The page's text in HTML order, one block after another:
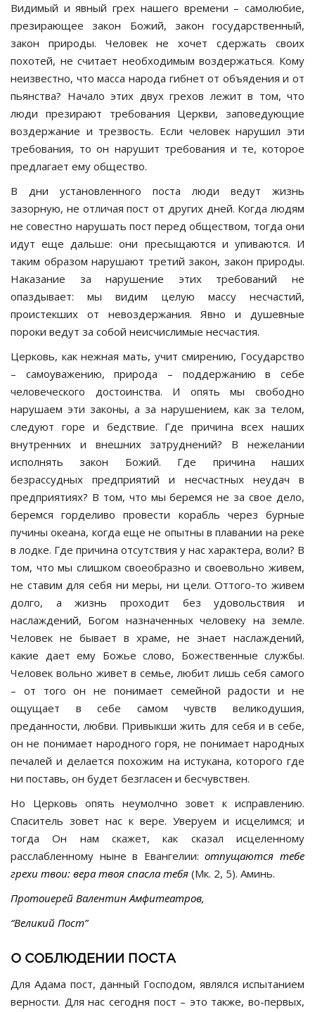
Видимый и явный грех нашего времени – самолюбие,
презирающее закон Божий, закон государственный,
закон природы. Человек не хочет сдержать своих
похотей, не считает необходимым воздержаться. Кому
неизвестно, что масса народа гибнет от объядения и от
пьянства? Начало этих двух грехов лежит в том, что
люди презирают требования Церкви, заповедующие
воздержание и трезвость. Если человек нарушил эти
требования, то он нарушит требования и те, которое
предлагает ему общество.
В дни установленного поста люди ведут жизнь
зазорную, не отличая пост от других дней. Когда людям
не совестно нарушать пост перед обществом, тогда они
идут еще дальше: они пресыщаются и упиваются. И
таким образом нарушают третий закон, закон природы.
Наказание за нарушение этих требований не
опаздывает: мы видим целую массу несчастий,
проистекших от невоздержания. Явно и душевные
пороки ведут за собой неисчислимые несчастия.
Церковь, как нежная мать, учит смирению, Государство
– самоуважению, природа – поддержанию в себе
человеческого достоинства. И опять мы свободно
нарушаем эти законы, а за нарушением, как за телом,
следуют горе и бедствие. Где причина всех наших
внутренних и внешних затруднений? В нежелании
исполнять закон Божий. Где причина наших
безрассудных предприятий и несчастных неудач в
предприятиях? В том, что мы беремся не за свое дело,
беремся горделиво провести корабль через бурные
пучины океана, когда еще не опытны в плавании на реке
в лодке. Где причина отсутствия у нас характера, воли? В
том, что мы слишком своеобразно и своевольно живем,
не ставим для себя ни меры, ни цели. Оттого-то живем
долго, а жизнь проходит без удовольствия и
наслаждений, Богом назначенных человеку на земле.
Человек не бывает в храме, не знает наслаждений,
какие дает ему Божье слово, Божественные службы.
Человек вольно живет в семье, любит лишь себя самого
– от того он не понимает семейной радости и не
ощущает в себе самом чувств великодушия,
преданности, любви. Привыкши жить для себя и в себе,
он не понимает народного горя, не понимает народных
печалей и делается похожим на истукана, которого где
ни поставь, он будет безгласен и бесчувствен.
Но Церковь опять неумолчно зовет к исправлению.
Спаситель зовет нас к вере. Уверуем и исцелимся; и
тогда Он нам скажет, как сказал исцеленному
расслабленному ныне в Евангелии:отпущаются тебе
грехи твои: вера твоя спасла тебя (Мк. 2, 5). Аминь.
Протоиерей Валентин Амфитеатров,
“Великий Пост”
О СОБЛЮДЕНИИ ПОСТА
Для Адама пост, данный Господом, являлся испытанием
верности. Для нас сегодня пост – это также, во-первых,